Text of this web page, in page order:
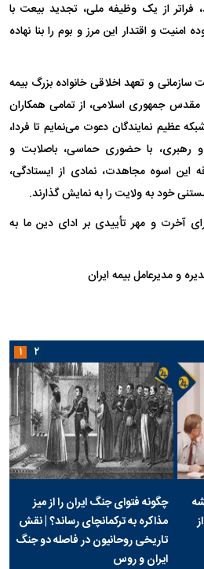
فراتر از یک وظیفه ملی، تجدید بیعت با
و اقتدار این مرز و بوم را بنا نهاده
سازمانی و تعهد اخلاقی خانواده بزرگ بیمه
مقدس جمهوری اسلامی، از تمامی همکاران
عظیم نمایندگان دعوت می‌نمایم تا فردا،
رهبری، با حضوری حماسی، باصلابت و
این اسوه مجاهدت، نمادی از ایستادگی،
خود به ولایت را به نمایش گذارند.
آخرت و مهر تأییدی بر ادای دین ما به
و مدیرعامل بیمه ایران
چگونه فتوای جنگ ایران را از میز
مذاکره به ترکمانچای رساند؟ | نقش
تاریخی روحانیون در فاصله دو جنگ
ایران و روس
۱ ۲